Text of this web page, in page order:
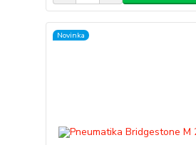
Novinka